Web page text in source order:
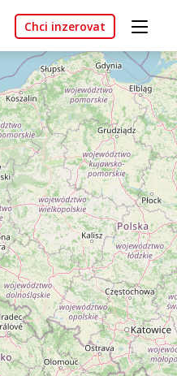
Chci inzerovat